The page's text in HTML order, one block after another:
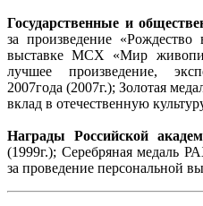
Государственные и
за произведение
выставке МСХ «Мир
лучшее произведение,
2007года (2007г.); Золотая
вклад в отечественную
Награды Российской
(1999г.); Серебряная медаль
за проведение персональной